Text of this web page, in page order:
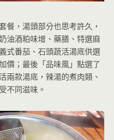
餐，湯頭部分也思考許久，
油酒粕味增、藥膳、特選麻
式番茄、石頭蔬活湯底供選
價；最後「品味風」點選了
兩款湯底，辣湯的煮肉類、
不同滋味。